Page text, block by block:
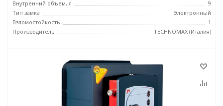
Внутренний объем, л
9
Тип замка
Электронный
Взломостойкость
1
Производитель
TECHNOMAX (Италия)